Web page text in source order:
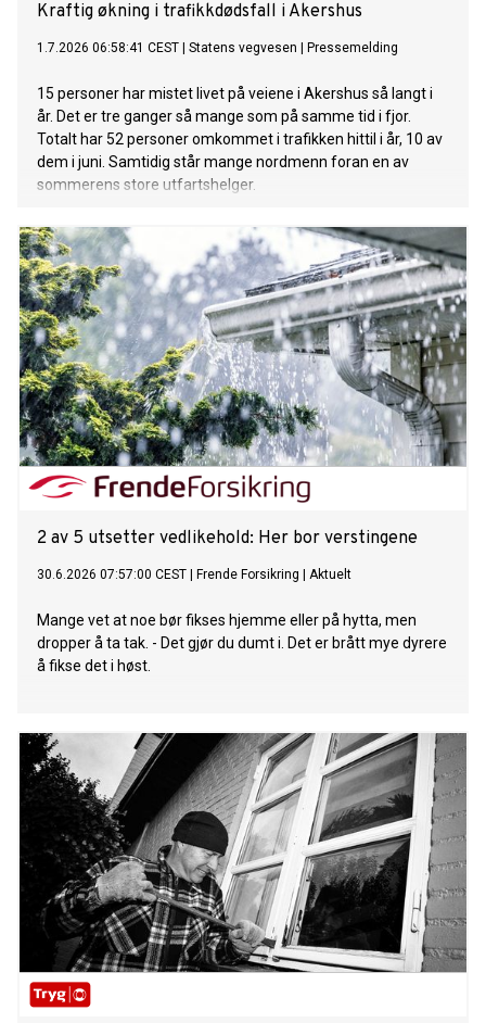
Kraftig økning i trafikkdødsfall i Akershus
1.7.2026 06:58:41 CEST Statens vegvesen Pressemelding
15 personer har mistet livet på veiene i Akershus så langt i
år. Det er tre ganger så mange som på samme tid i fjor.
Totalt har 52 personer omkommet i trafikken hittil i år, 10 av
dem i juni. Samtidig står mange nordmenn foran en av
sommerens store utfartshelger.
2 av 5 utsetter vedlikehold: Her bor verstingene
30.6.2026 07:57:00 CEST Frende Forsikring Aktuelt
Mange vet at noe bør fikses hjemme eller på hytta, men
dropper å ta tak. - Det gjør du dumt i. Det er brått mye dyrere
å fikse det i høst.